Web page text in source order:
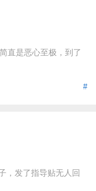
直是恶心至极，到了
#
，发了指导贴无人回